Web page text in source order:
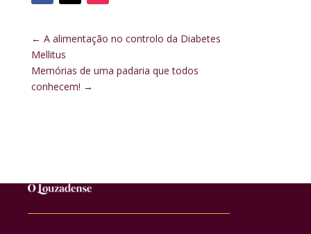
← A alimentação no controlo da Diabetes
Mellitus
Memórias de uma padaria que todos
conhecem! →